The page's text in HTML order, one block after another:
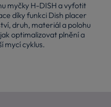
myčky H-DISH a vyfotit
díky funkci Dish placer
druh, materiál a polohu
optimalizovat plnění a
mycí cyklus.